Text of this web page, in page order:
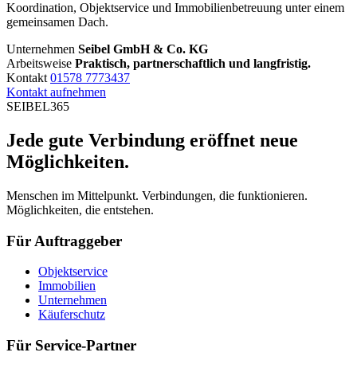
Koordination, Objektservice und Immobilienbetreuung unter einem
gemeinsamen Dach.
Unternehmen Seibel GmbH & Co. KG
Arbeitsweise Praktisch, partnerschaftlich und langfristig.
Kontakt 01578 7773437
Kontakt aufnehmen
SEIBEL365
Jede gute Verbindung eröffnet neue
Möglichkeiten.
Menschen im Mittelpunkt. Verbindungen, die funktionieren.
Möglichkeiten, die entstehen.
Für Auftraggeber
Objektservice
Immobilien
Unternehmen
Käuferschutz
Für Service-Partner